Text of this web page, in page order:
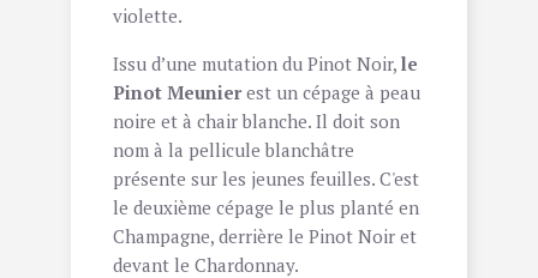
violette.
Issu d’une mutation du Pinot Noir, le
Pinot Meunierest un cépage à peau
noire et à chair blanche. Il doit son
nom à la pellicule blanchâtre
présente sur les jeunes feuilles. C'est
le deuxième cépage le plus planté en
Champagne, derrière le Pinot Noir et
devant le Chardonnay.